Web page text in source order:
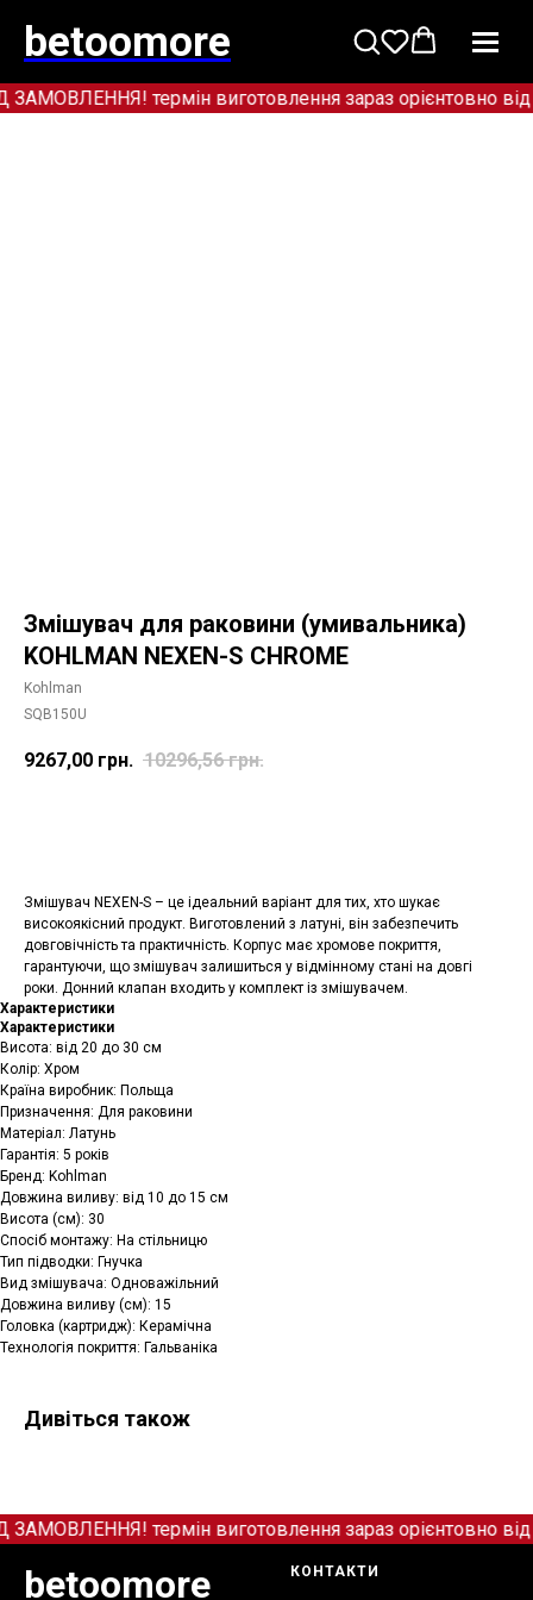
betoomore
термін виготовлення зараз орієнтовно від
Змішувач для раковини (умивальника)
KOHLMAN NEXEN-S CHROME
Kohlman
SQB150U
9267,00 грн. 10296,56 грн.
Змішувач NEXEN-S – це ідеальний варіант для тих, хто шукає
високоякісний продукт. Виготовлений з латуні, він забезпечить
довговічність та практичність. Корпус має хромове покриття,
гарантуючи, що змішувач залишиться у відмінному стані на довгі
роки. Донний клапан входить у комплект із змішувачем.
Характеристики
Характеристики
Висота: від 20 до 30 см
Колір: Хром
Країна виробник: Польща
Призначення: Для раковини
Матеріал: Латунь
Гарантія: 5 років
Бренд: Kohlman
Довжина виливу: від 10 до 15 см
Висота (см): 30
Спосіб монтажу: На стільницю
Тип підводки: Гнучка
Вид змішувача: Одноважільний
Довжина виливу (см): 15
Головка (картридж): Керамічна
Технологія покриття: Гальваніка
Дивіться також
термін виготовлення зараз орієнтовно від
betoomore КОНТАКТИ